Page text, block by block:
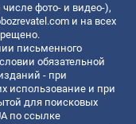
фото- и видео-),
и на всех
письменного
обязательной
- при
использование и при
для поисковых
по ссылке